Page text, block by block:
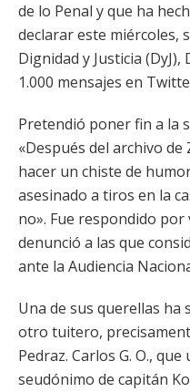
de lo Penal y que ha
declarar este miércoles,
Dignidad y Justicia
1.000 mensajes en
Pretendió poner fin a la
«Después del archivo
hacer un chiste de
asesinado a tiros en la
no». Fue respondido
denunció a las que
ante la Audiencia
Una de sus querellas
otro tuitero,
Pedraz. Carlos G. O.,
seudónimo de capitán